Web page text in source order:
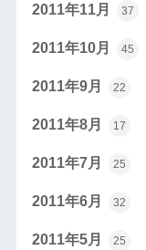
2011年11月 37
2011年10月 45
2011年9月 22
2011年8月 17
2011年7月 25
2011年6月 32
2011年5月 25